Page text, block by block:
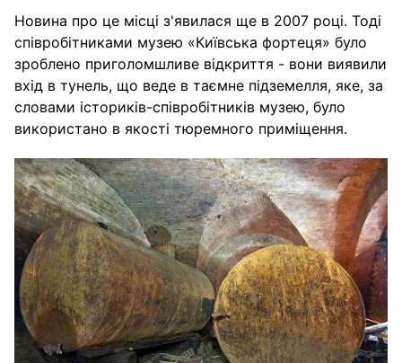
Новина про це місці з'явилася ще в 2007 році. Тоді
співробітниками музею «Київська фортеця» було
зроблено приголомшливе відкриття - вони виявили
вхід в тунель, що веде в таємне підземелля, яке, за
словами істориків-співробітників музею, було
використано в якості тюремного приміщення.